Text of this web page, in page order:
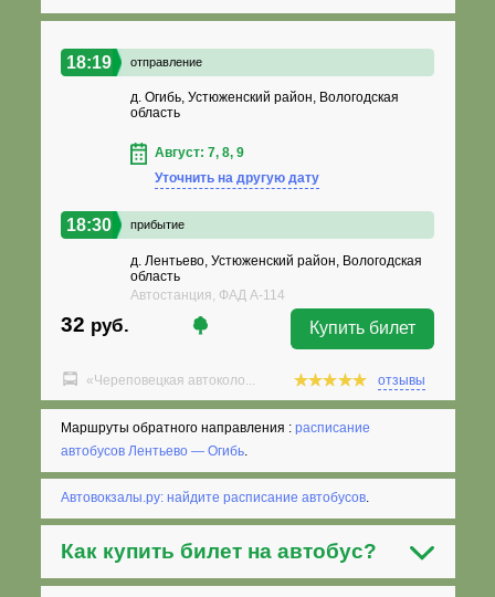
18:19 отправление
д. Огибь, Устюженский район, Вологодская
область
Август: 7, 8, 9
Уточнить на другую дату
18:30 прибытие
д. Лентьево, Устюженский район, Вологодская
область
Автостанция, ФАД А-114
32 руб. Купить билет
«Череповецкая автоколо... отзывы
Маршруты обратного направления :расписание
автобусов Лентьево — Огибь.
Автовокзалы.ру: найдите расписание автобусов.
Как купить билет на автобус?